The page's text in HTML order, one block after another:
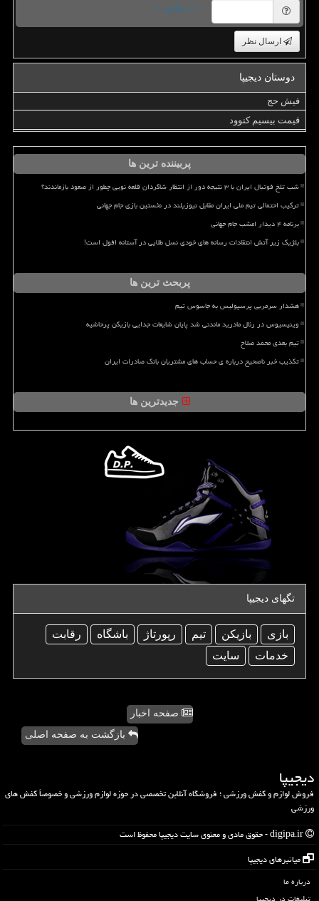
= ۶ بعلاوه ۱
ارسال نظر
دوستان دیجیپا
فیش حج
قیمت بیسیم کنوود
پربیننده ترین ها
شب تلخ فوتبال ایران با ۳ نتیجه دور از انتظار شاگردان قلعه نویی چطور از صعود بازماندند؟
ترکیب احتمالی تیم ملی ایران مقابل نیوزیلند در نخستین بازی جام جهانی
برنامه ۴ دیدار امشب جام جهانی
بلژیک زیر آتش انتقادات رسانه های خودی نسل طلایی در آستانه افول است!
پربحث ترین ها
هشدار سرمربی پرسپولیس به جاسوس تیم
وینیسیوس در رئال مادرید ماندنی شد پایان شایعات جدایی بازیکن پرحاشیه
تیم بعدی محمد صلاح
تکذیب خبر ناصحیح درباره ی حساب های مشتریان بانک صادرات ایران
جدیدترین ها
تگهای دیجیپا
بازی بازیكن تیم رپورتاژ باشگاه
رقابت
خدمات
سایت
صفحه اخبار
بازگشت به صفحه اصلی
دیجیپا
فروش لوازم و کفش ورزشی ؛ فروشگاه آنلاین تخصصی در حوزه لوازم ورزشی و خصوصاً کفش های
ورزشی
میانبرهای دیجیپا
درباره ما